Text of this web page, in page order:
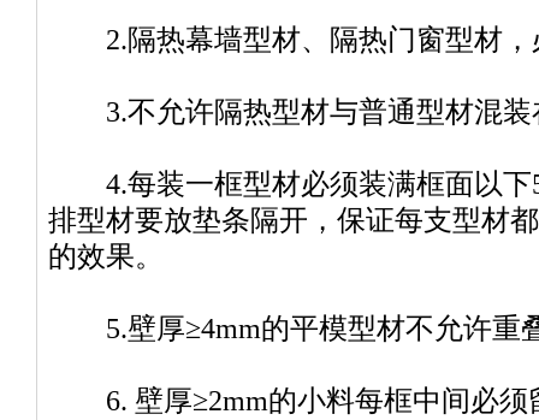
2.隔热幕墙型材、隔热门窗型材，
3.不允许隔热型材与普通型材混装
4.每装一框型材必须装满框面以下
排型材要放垫条隔开，保证每支型材
的效果。
5.壁厚≥4mm的平模型材不允许重
6. 壁厚≥2mm的小料每框中间必须